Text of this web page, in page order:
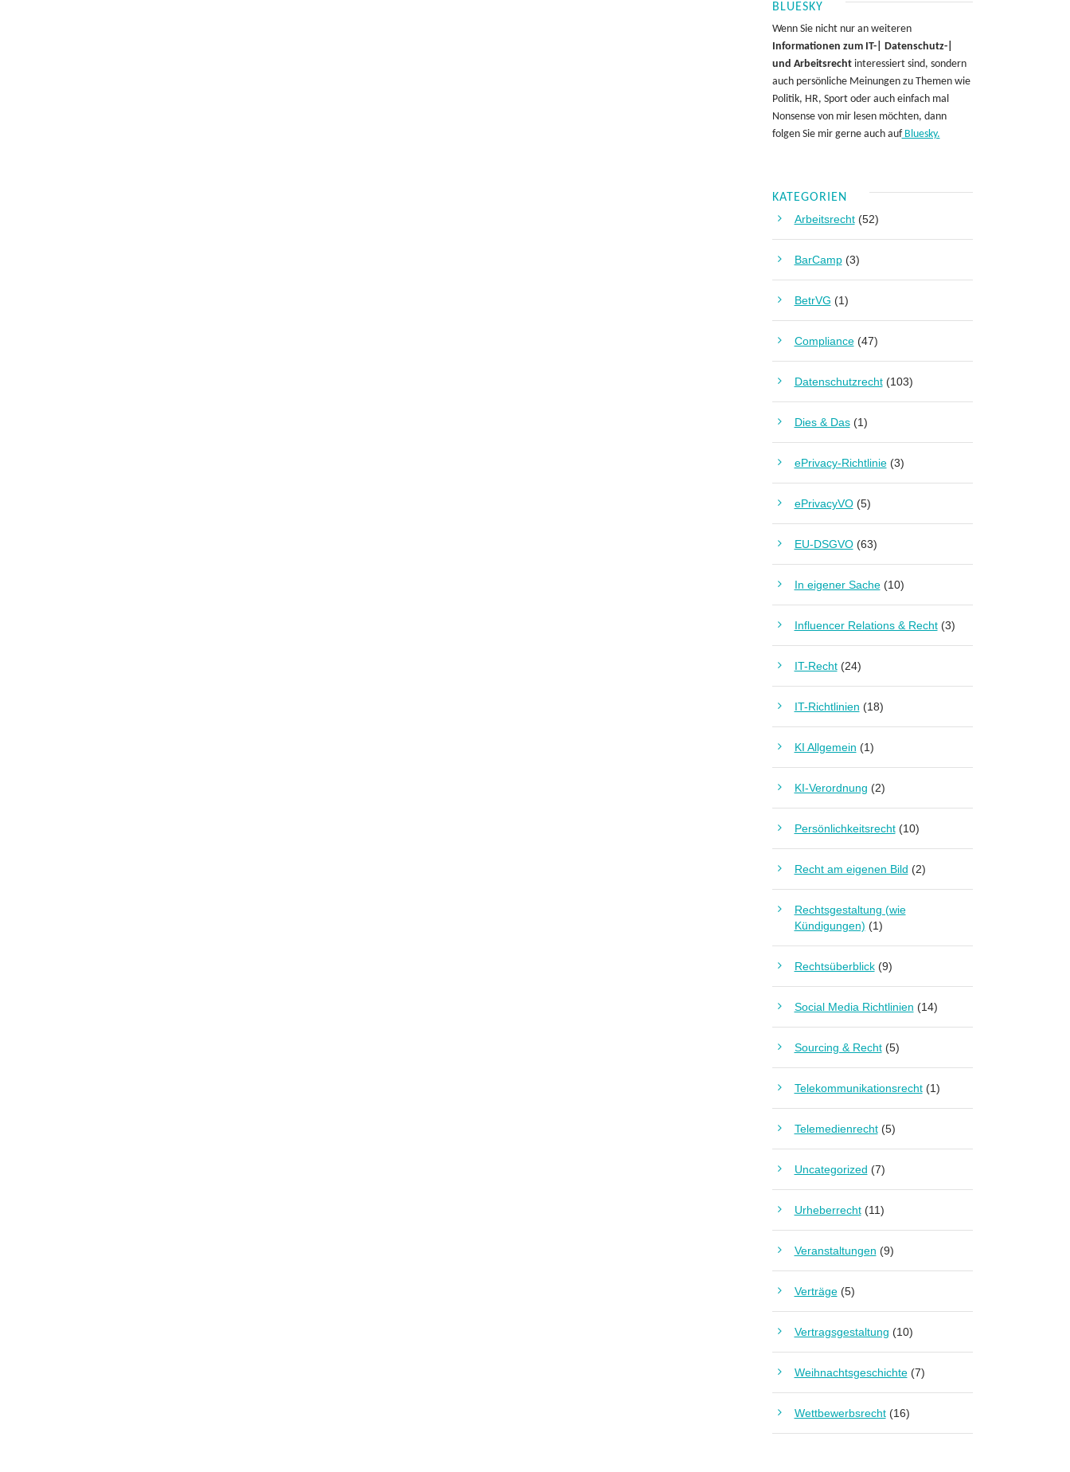
BLUESKY
Wenn Sie nicht nur an weiteren
Informationen zum IT-| Datenschutz-|
und Arbeitsrechtinteressiert sind, sondern
auch persönliche Meinungen zu Themen wie
Politik, HR, Sport oder auch einfach mal
Nonsense von mir lesen möchten, dann
folgen Sie mir gerne auch aufBluesky.
KATEGORIEN
Arbeitsrecht(52)
BarCamp(3)
BetrVG (1)
Compliance(47)
Datenschutzrecht(103)
Dies & Das(1)
ePrivacy-Richtlinie(3)
ePrivacyVO(5)
EU-DSGVO(63)
In eigener Sache(10)
Influencer Relations & Recht(3)
IT-Recht(24)
IT-Richtlinien (18)
KI Allgemein (1)
KI-Verordnung (2)
Persönlichkeitsrecht(10)
Recht am eigenen Bild (2)
Rechtsgestaltung (wie
Kündigungen) (1)
Rechtsüberblick(9)
Social Media Richtlinien (14)
Sourcing & Recht(5)
Telekommunikationsrecht(1)
Telemedienrecht(5)
Uncategorized (7)
Urheberrecht(11)
Veranstaltungen (9)
Verträge(5)
Vertragsgestaltung (10)
Weihnachtsgeschichte(7)
Wettbewerbsrecht(16)